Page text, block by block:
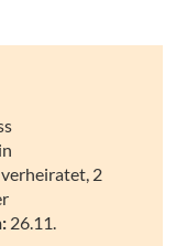
verheiratet, 2
26.11.